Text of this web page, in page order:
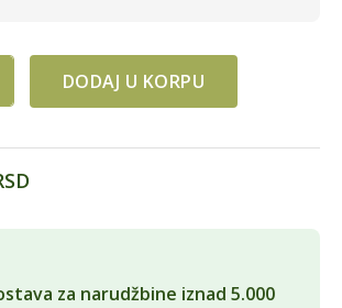
ULJE 100ml quantity
DODAJ U KORPU
za narudžbine iznad 5.000